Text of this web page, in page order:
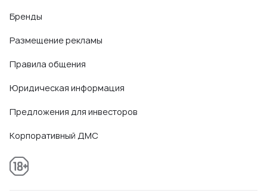
Бренды
Размещение рекламы
Правила общения
Юридическая информация
Предложения для инвесторов
Корпоративный ДМС